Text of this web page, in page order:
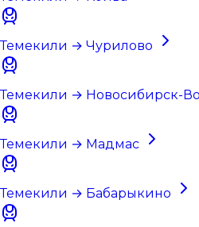
Темекили → Чурилово
Темекили → Новосибирск-
Темекили → Мадмас
Темекили → Бабарыкино